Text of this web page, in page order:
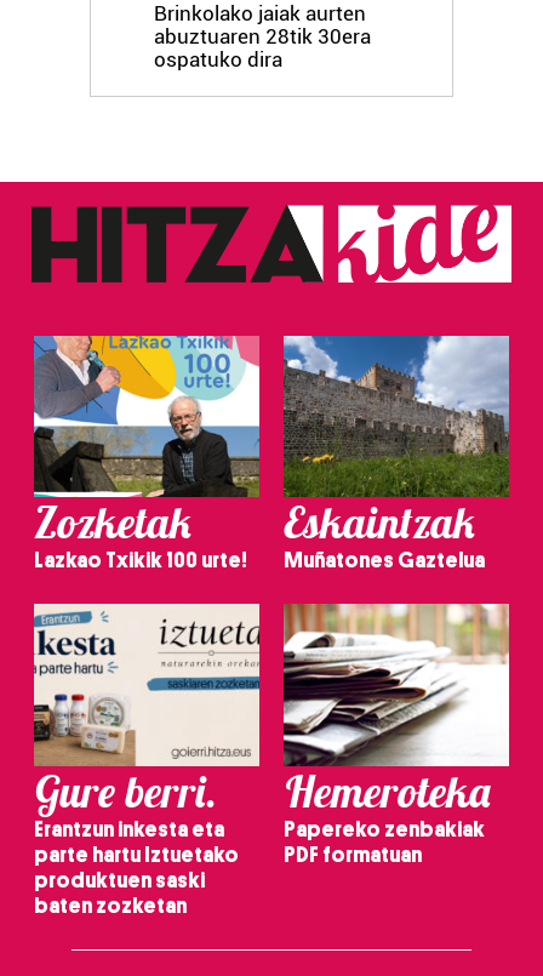
Brinkolako jaiak aurten
abuztuaren 28tik 30era
ospatuko dira
Zozketak
Lazkao Txikik 100 urte!
Eskaintzak
Muñatones Gaztelua
Gure berri.
Erantzun inkesta eta
parte hartu Iztuetako
produktuen saski
baten zozketan
Hemeroteka
Papereko zenbakiak
PDF formatuan